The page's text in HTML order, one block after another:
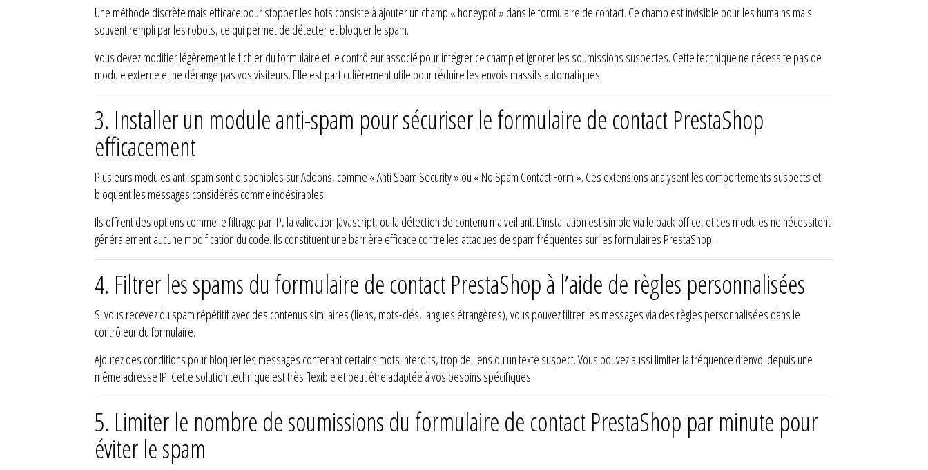
Une méthode discrète mais efficace pour stopper les bots consiste à ajouter un champ « honeypot » dans le formulaire de contact. Ce champ est invisible pour les humains mais
souvent rempli par les robots, ce qui permet de détecter et bloquer le spam.
Vous devez modifier légèrement le fichier du formulaire et le contrôleur associé pour intégrer ce champ et ignorer les soumissions suspectes. Cette technique ne nécessite pas de
module externe et ne dérange pas vos visiteurs. Elle est particulièrement utile pour réduire les envois massifs automatiques.
3. Installer un module anti-spam pour sécuriser le formulaire de contact PrestaShop
efficacement
Plusieurs modules anti-spam sont disponibles sur Addons, comme « Anti Spam Security » ou « No Spam Contact Form ». Ces extensions analysent les comportements suspects et
bloquent les messages considérés comme indésirables.
Ils offrent des options comme le filtrage par IP, la validation Javascript, ou la détection de contenu malveillant. L’installation est simple via le back-office, et ces modules ne nécessitent
généralement aucune modification du code. Ils constituent une barrière efficace contre les attaques de spam fréquentes sur les formulaires PrestaShop.
4. Filtrer les spams du formulaire de contact PrestaShop à l’aide de règles personnalisées
Si vous recevez du spam répétitif avec des contenus similaires (liens, mots-clés, langues étrangères), vous pouvez filtrer les messages via des règles personnalisées dans le
contrôleur du formulaire.
Ajoutez des conditions pour bloquer les messages contenant certains mots interdits, trop de liens ou un texte suspect. Vous pouvez aussi limiter la fréquence d’envoi depuis une
même adresse IP. Cette solution technique est très flexible et peut être adaptée à vos besoins spécifiques.
5. Limiter le nombre de soumissions du formulaire de contact PrestaShop par minute pour
éviter le spam